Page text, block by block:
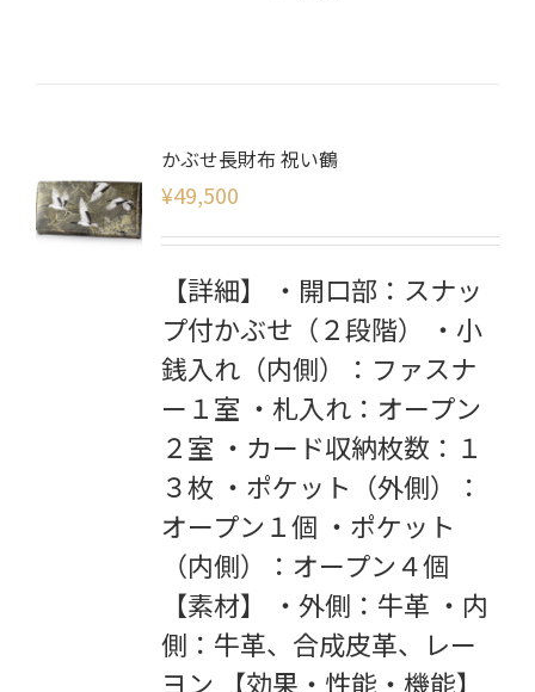
かぶせ長財布 祝い鶴
¥49,500
【詳細】 ・開口部：スナッ
プ付かぶせ（２段階） ・小
銭入れ（内側）：ファスナ
ー１室 ・札入れ：オープン
２室 ・カード収納枚数：１
３枚 ・ポケット（外側）：
オープン１個 ・ポケット
（内側）：オープン４個
【素材】 ・外側：牛革 ・内
側：牛革、合成皮革、レー
ヨン 【効果・性能・機能】